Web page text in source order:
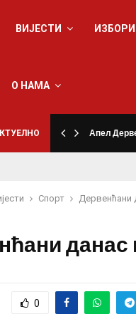
ВИЈЕСТИ ИЗБОРИ
О НАМА
Апел
Спорт Дервенћани
данас
0